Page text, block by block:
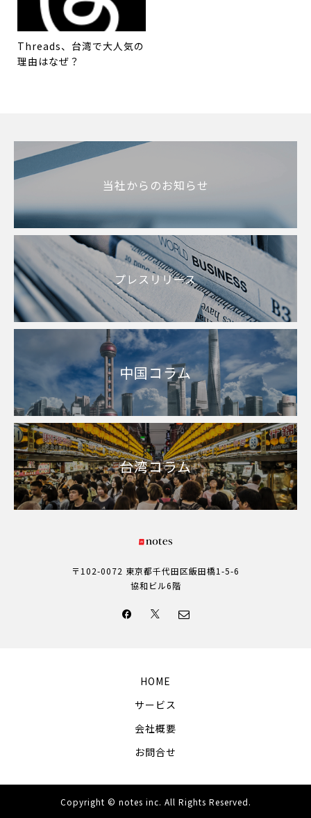
Threads、台湾で大人気の
理由はなぜ？
当社からのお知らせ
プレスリリース
中国コラム
台湾コラム
〒102-0072 東京都千代田区飯田橋1-5-6
協和ビル6階
HOME
サービス
会社概要
お問合せ
Copyright © notes inc. All Rights Reserved.